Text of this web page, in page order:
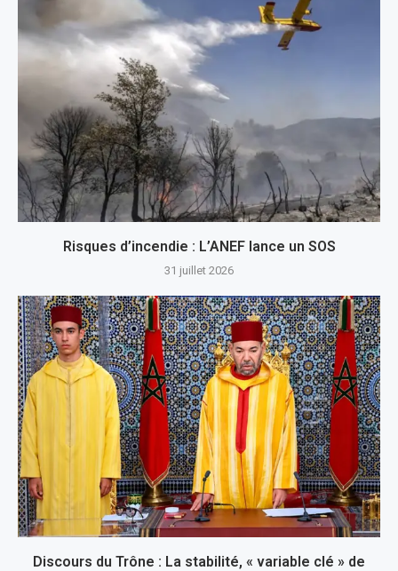
Risques d’incendie : L’ANEF lance un SOS
31 juillet 2026
Discours du Trône : La stabilité, « variable clé » de